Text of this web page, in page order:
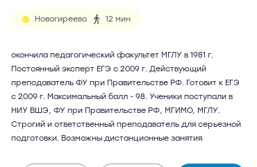
Новогиреево 12 мин
окончила педагогический факультет МГЛУ в 1981 г.
Постоянный эксперт ЕГЭ с 2009 г. Действующий
преподаватель ФУ при Правительстве РФ. Готовит к ЕГЭ
с 2009 г. Максимальный балл - 98. Ученики поступали в
НИУ ВШЭ, ФУ при Правительстве РФ, МГИМО, МГЛУ.
Строгий и ответственный преподаватель для серьезной
подготовки. Возможны дистанционные занятия